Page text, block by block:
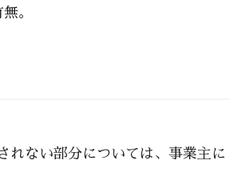
。
れない部分については、事業主に